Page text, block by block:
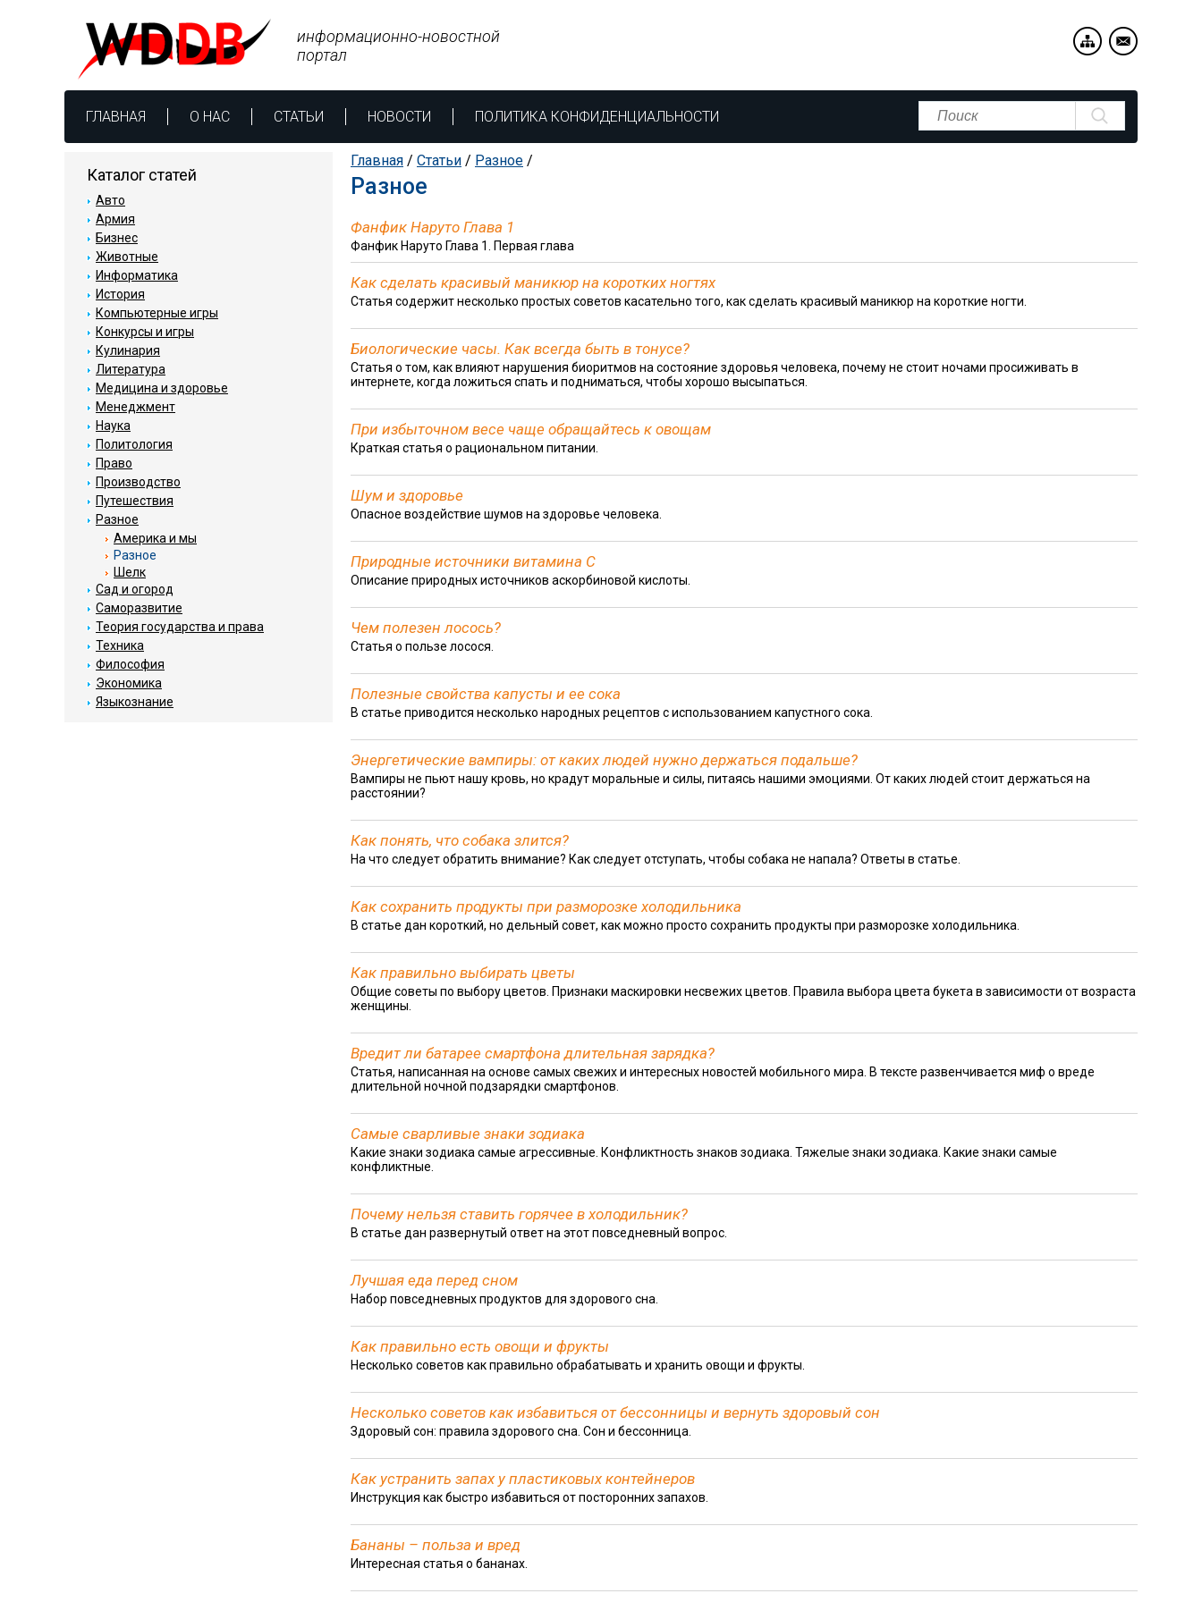
ГЛАВНАЯ О НАС СТАТЬИ НОВОСТИ ПОЛИТИКА КОНФИДЕНЦИАЛЬНОСТИ
информационно-новостной
портал
Главная / Статьи / Разное /
Разное
Фанфик Наруто Глава 1
Фанфик Наруто Глава 1. Первая глава
Как сделать красивый маникюр на коротких ногтях
Статья содержит несколько простых советов касательно того, как сделать красивый маникюр на короткие ногти.
Биологические часы. Как всегда быть в тонусе?
Статья о том, как влияют нарушения биоритмов на состояние здоровья человека, почему не стоит ночами просиживать в
интернете, когда ложиться спать и подниматься, чтобы хорошо высыпаться.
При избыточном весе чаще обращайтесь к овощам
Краткая статья о рациональном питании.
Шум и здоровье
Опасное воздействие шумов на здоровье человека.
Природные источники витамина С
Описание природных источников аскорбиновой кислоты.
Чем полезен лосось?
Статья о пользе лосося.
Полезные свойства капусты и ее сока
В статье приводится несколько народных рецептов с использованием капустного сока.
Энергетические вампиры: от каких людей нужно держаться подальше?
Вампиры не пьют нашу кровь, но крадут моральные и силы, питаясь нашими эмоциями. От каких людей стоит держаться на
расстоянии?
Как понять, что собака злится?
На что следует обратить внимание? Как следует отступать, чтобы собака не напала? Ответы в статье.
Как сохранить продукты при разморозке холодильника
В статье дан короткий, но дельный совет, как можно просто сохранить продукты при разморозке холодильника.
Как правильно выбирать цветы
Общие советы по выбору цветов. Признаки маскировки несвежих цветов. Правила выбора цвета букета в зависимости от возраста
женщины.
Вредит ли батарее смартфона длительная зарядка?
Статья, написанная на основе самых свежих и интересных новостей мобильного мира. В тексте развенчивается миф о вреде
длительной ночной подзарядки смартфонов.
Самые сварливые знаки зодиака
Какие знаки зодиака самые агрессивные. Конфликтность знаков зодиака. Тяжелые знаки зодиака. Какие знаки самые
конфликтные.
Почему нельзя ставить горячее в холодильник?
В статье дан развернутый ответ на этот повседневный вопрос.
Лучшая еда перед сном
Набор повседневных продуктов для здорового сна.
Как правильно есть овощи и фрукты
Несколько советов как правильно обрабатывать и хранить овощи и фрукты.
Несколько советов как избавиться от бессонницы и вернуть здоровый сон
Здоровый сон: правила здорового сна. Сон и бессонница.
Как устранить запах у пластиковых контейнеров
Инструкция как быстро избавиться от посторонних запахов.
Бананы – польза и вред
Интересная статья о бананах.
Каталог статей
Авто
Армия
Бизнес
Животные
Информатика
История
Компьютерные игры
Конкурсы и игры
Кулинария
Литература
Медицина и здоровье
Менеджмент
Наука
Политология
Право
Производство
Путешествия
Разное
Америка и мы
Разное
Шелк
Сад и огород
Саморазвитие
Теория государства и права
Техника
Философия
Экономика
Языкознание